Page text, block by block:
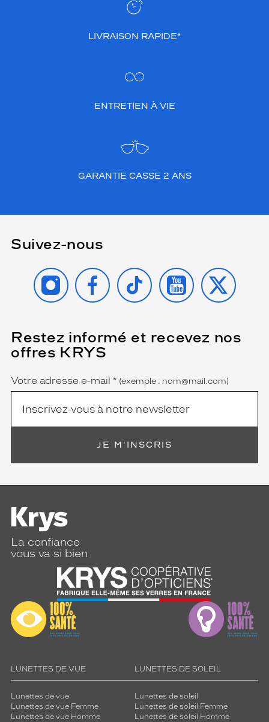
c
Dimensions
Forme
monture
monture
Brillant
Couleur
verre
LIVRAISON RAPIDE*
ENTRETIEN À VIE
GARANTIE CASSE 2 ANS
Suivez-nous
INSTAGRAMFACEBOOK
TIKTOK YOUTUBE
X
Restez informé et recevez nos
offres KRYS
Name
Votre adresse e-mail *
(Ce
champ
est
(exemple : nom@mail.com)
JE M'INSCRIS
La confiance
vous va si bien
LUNETTES DE VUE
Lunettes de vue
Lunettes de vue Femme
Lunettes de vue Homme
LUNETTES DE SOLEIL
Lunettes de soleil
Lunettes de soleil Femme
Lunettes de soleil Homme